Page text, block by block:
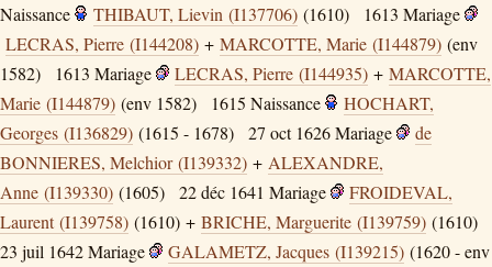
Naissance
THIBAUT, Lievin (I137706) (1610) 1613 Mariage
LECRAS, Pierre (I144208) + MARCOTTE, Marie (I144879) (env
1582)
1613 Mariage LECRAS, Pierre (I144935) + MARCOTTE,
Marie (I144879) (env 1582) 1615 Naissance
HOCHART,
Georges (I136829) (1615 - 1678) 27 oct 1626Mariage
de
BONNIERES, Melchior (I139332) + ALEXANDRE,
Anne (I139330) (1605) 22 déc 1641 Mariage
FROIDEVAL,
Laurent (I139758) (1610) + BRICHE, Marguerite (I139759) (1610)
23 juil 1642Mariage GALAMETZ, Jacques (I139215) (1620 - env